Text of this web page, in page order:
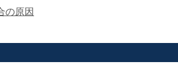
の原因